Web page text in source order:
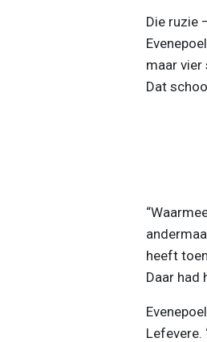
Die ruzie
maar vier
Dat
heeft
Daar had
Lefevere.